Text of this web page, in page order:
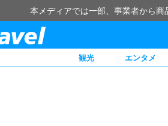
本メディアでは一部、事業者から
観光 エンタメ